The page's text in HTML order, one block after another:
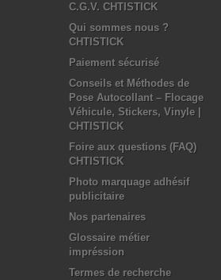
C.G.V. CHTISTICK
Qui sommes nous ?
CHTISTICK
Paiement sécurisé
Conseils et Méthodes de
Pose Autocollant – Flocage
Véhicule, Stickers, Vinyle |
CHTISTICK
Foire aux questions (FAQ)
CHTISTICK
Photo marquage adhésif
publicitaire
Nos partenaires
Glossaire métier
impréssion
Termes de recherche